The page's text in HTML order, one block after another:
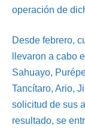
operación de
Desde febrero,
llevaron a cabo
Sahuayo,
Tancítaro, Ario,
solicitud de sus
resultado, se